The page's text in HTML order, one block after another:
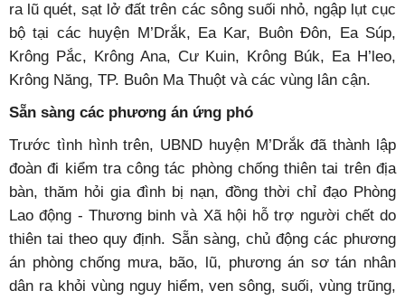
ra lũ quét, sạt lở đất trên các sông suối nhỏ, ngập lụt cục
bộ tại các huyện M’Drắk, Ea Kar, Buôn Đôn, Ea Súp,
Krông Pắc, Krông Ana, Cư Kuin, Krông Búk, Ea H’leo,
Krông Năng, TP. Buôn Ma Thuột và các vùng lân cận.
Sẵn sàng các phương án ứng phó
Trước tình hình trên, UBND huyện M’Drắk đã thành lập
đoàn đi kiểm tra công tác phòng chống thiên tai trên địa
bàn, thăm hỏi gia đình bị nạn, đồng thời chỉ đạo Phòng
Lao động - Thương binh và Xã hội hỗ trợ người chết do
thiên tai theo quy định. Sẵn sàng, chủ động các phương
án phòng chống mưa, bão, lũ, phương án sơ tán nhân
dân ra khỏi vùng nguy hiểm, ven sông, suối, vùng trũng,